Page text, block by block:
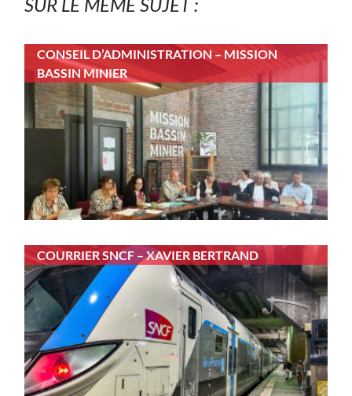
CONSEIL D’ADMINISTRATION – MISSION
BASSIN MINIER
COURRIER SNCF – XAVIER BERTRAND